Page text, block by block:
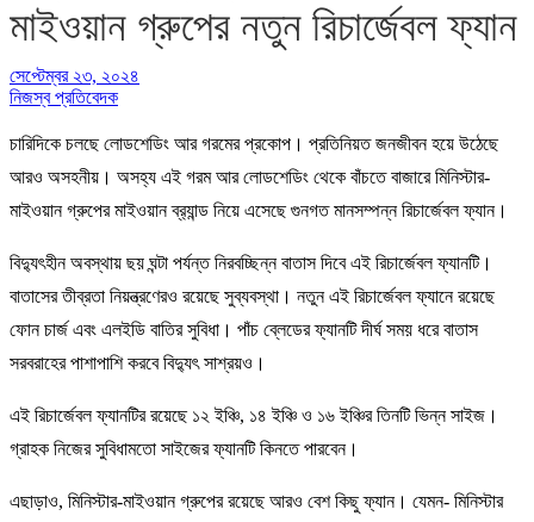
মাইওয়ান গ্রুপের নতুন রিচার্জেবল ফ্যান
সেপ্টেম্বর ২৩, ২০২৪
নিজস্ব প্রতিবেদক
চারিদিকে চলছে লোডশেডিং আর গরমের প্রকোপ। প্রতিনিয়ত জনজীবন হয়ে উঠেছে
আরও অসহনীয়। অসহ্য এই গরম আর লোডশেডিং থেকে বাঁচতে বাজারে মিনিস্টার-
মাইওয়ান গ্রুপের মাইওয়ান ব্র‍্যান্ড নিয়ে এসেছে গুনগত মানসম্পন্ন রিচার্জেবল ফ্যান।
বিদ্যুৎহীন অবস্থায় ছয় ঘন্টা পর্যন্ত নিরবচ্ছিন্ন বাতাস দিবে এই রিচার্জেবল ফ্যানটি।
বাতাসের তীব্রতা নিয়ন্ত্রণেরও রয়েছে সুব্যবস্থা। নতুন এই রিচার্জেবল ফ্যানে রয়েছে
ফোন চার্জ এবং এলইডি বাতির সুবিধা। পাঁচ ব্লেডের ফ্যানটি দীর্ঘ সময় ধরে বাতাস
সরবরাহের পাশাপাশি করবে বিদ্যুৎ সাশ্রয়ও।
এই রিচার্জেবল ফ্যানটির রয়েছে ১২ ইঞ্চি, ১৪ ইঞ্চি ও ১৬ ইঞ্চির তিনটি ভিন্ন সাইজ।
গ্রাহক নিজের সুবিধামতো সাইজের ফ্যানটি কিনতে পারবেন।
এছাড়াও, মিনিস্টার-মাইওয়ান গ্রুপের রয়েছে আরও বেশ কিছু ফ্যান। যেমন- মিনিস্টার